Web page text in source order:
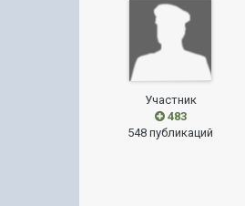
Участник
483
548 публикаций